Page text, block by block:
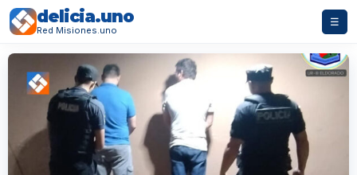
delicia.uno
Red Misiones.uno
☰